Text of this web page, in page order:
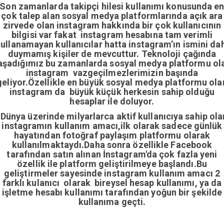
Son zamanlarda takipçi hilesi kullanımı konusunda en
çok talep alan sosyal medya platformlarında açık ara
zirvede olan instagram hakkında bir çok kullanıcının
bilgisi var fakat instagram hesabına tam verimli
kullanıcılar hatta instagram’ın ismini
duymamış kişiler de mevcuttur. Teknoloji çağında
bu zamanlarda sosyal medya platformu
instagram vazgeçilmezlerimizin başında
en büyük sosyal medya platformu
instagram da büyük küçük herkesin sahip olduğu
hesaplar ile doluyor.
üzerinde milyarlarca aktif kullanıcıya sahip
instagramın kullanım amacı,ilk olarak sadece günlük
hayatından fotoğraf paylaşım platformu olarak
kullanılmaktaydı.Daha sonra özellikle Facebook
tarafından satın alınan İnstagram'da çok fazla yeni
özellik ile platform geliştirilmeye başlandı.Bu
geliştirmeler sayesinde instagram kullanım amacı 2
farklı kulanıcı olarak bireysel hesap kullanımı, ya da
işletme hesabı kullanımı tarafından yoğun bir şekilde
kullanıma geçti.